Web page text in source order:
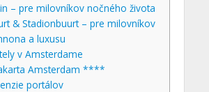
– pre milovníkov nočného života
& Stadionbuurt – pre milovníkov
a luxusu
v Amsterdame
Amsterdam ****
portálov